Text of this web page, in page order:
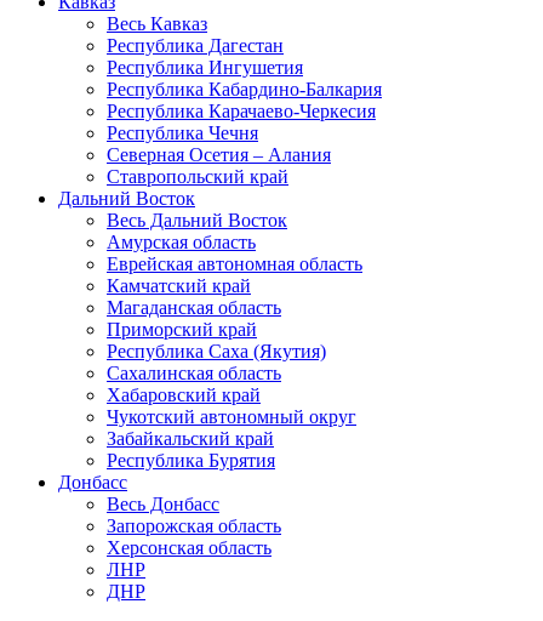
Весь Кавказ
Республика Дагестан
Республика Ингушетия
Республика Кабардино-Балкария
Республика Карачаево-Черкесия
Республика Чечня
Северная Осетия – Алания
Ставропольский край
Дальний Восток
Весь Дальний Восток
Амурская область
Еврейская автономная область
Камчатский край
Магаданская область
Приморский край
Республика Саха (Якутия)
Сахалинская область
Хабаровский край
Чукотский автономный округ
Забайкальский край
Республика Бурятия
Донбасс
Весь Донбасс
Запорожская область
Херсонская область
ЛНР
ДНР